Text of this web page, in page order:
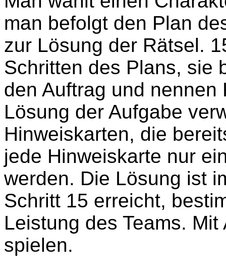
man befolgt den Plan
zur Lösung der Rätsel.
Schritten des Plans, sie
den Auftrag und
Lösung der Aufgabe
Hinweiskarten, die
jede Hinweiskarte nur
werden. Die Lösung ist
Schritt 15 erreicht,
Leistung des Teams.
spielen.